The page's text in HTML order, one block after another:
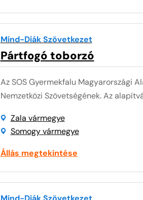
Mind-Diák Szövetkezet
Pártfogó toborzó
Az SOS Gyermekfalu Magyarországi
Nemzetközi Szövetségének. Az
Zala vármegye
Somogy vármegye
Állás megtekintése